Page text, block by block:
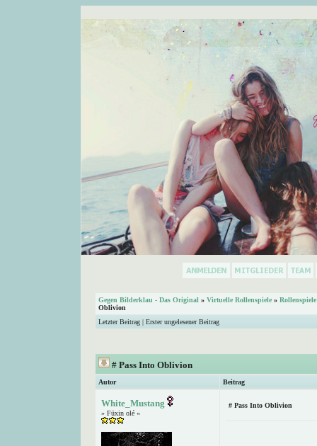
Gegen Bilderklau - Das Original » Virtuelle Rollenspiele » Rollenspiele
Oblivion
Letzter Beitrag | Erster ungelesener Beitrag
# Pass Into Oblivion
Autor Beitrag
White_Mustang
» Füxin olé «
# Pass Into Oblivion